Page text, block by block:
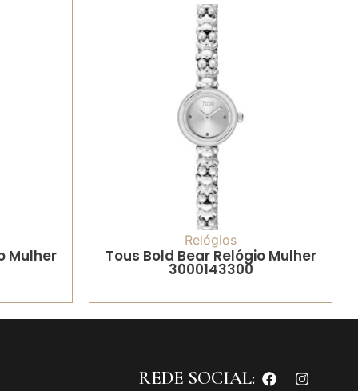
Mulher
Relógios
Tous Bold Bear Relógio Mulher
3000143300
REDE SOCIAL: